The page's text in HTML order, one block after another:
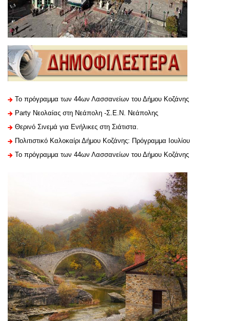
Το πρόγραμμα των 44ων Λασσανείων του Δήμου Κοζάνης
Party Νεολαίας στη Νεάπολη -Σ.Ε.Ν. Νεάπολης
Θερινό Σινεμά για Ενήλικες στη Σιάτιστα.
Πολιτιστικό Καλοκαίρι Δήμου Κοζάνης: Πρόγραμμα Ιουλίου
Το πρόγραμμα των 44ων Λασσανείων του Δήμου Κοζάνης